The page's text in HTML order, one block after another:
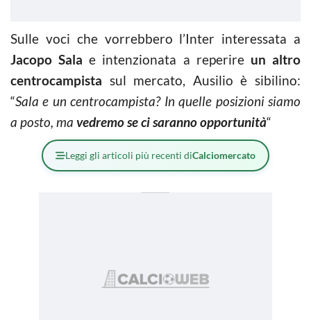
Sulle voci che vorrebbero l’Inter interessata a
Jacopo Sala e intenzionata a reperire un altro
centrocampista sul mercato, Ausilio è sibilino:
“Sala e un centrocampista? In quelle posizioni siamo
a posto, ma vedremo se ci saranno opportunità“
Leggi gli articoli più recenti diCalciomercato